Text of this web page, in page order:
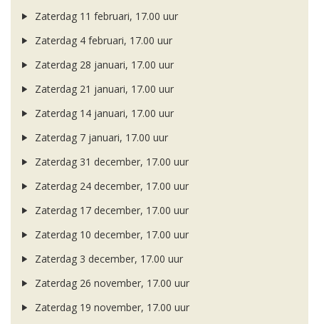
Zaterdag 11 februari, 17.00 uur
Zaterdag 4 februari, 17.00 uur
Zaterdag 28 januari, 17.00 uur
Zaterdag 21 januari, 17.00 uur
Zaterdag 14 januari, 17.00 uur
Zaterdag 7 januari, 17.00 uur
Zaterdag 31 december, 17.00 uur
Zaterdag 24 december, 17.00 uur
Zaterdag 17 december, 17.00 uur
Zaterdag 10 december, 17.00 uur
Zaterdag 3 december, 17.00 uur
Zaterdag 26 november, 17.00 uur
Zaterdag 19 november, 17.00 uur